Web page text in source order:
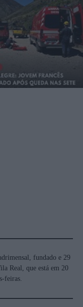
fundado e 29
Real, que está em 20
feiras.